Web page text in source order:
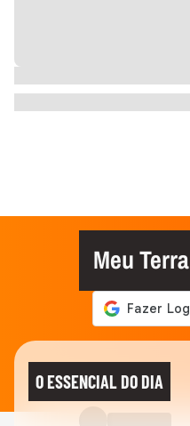
Meu Terra
O ESSENCIAL DO DIA